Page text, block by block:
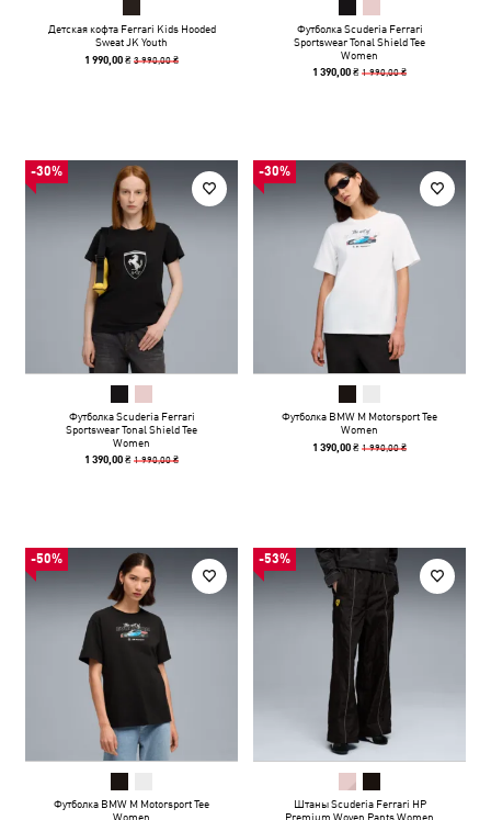
Детская кофта Ferrari Kids Hooded
Sweat JK Youth
1 990,00 ₴3 990,00 ₴
Футболка Scuderia Ferrari
Sportswear Tonal Shield Tee
Women
1 390,00 ₴1 990,00 ₴
-30%
Футболка Scuderia Ferrari
Sportswear Tonal Shield Tee
Women
1 390,00 ₴1 990,00 ₴
-30%
Футболка BMW M Motorsport Tee
Women
1 390,00 ₴1 990,00 ₴
-50%
Футболка BMW M Motorsport Tee
Women
-53%
Штаны Scuderia Ferrari HP
Premium Woven Pants Women